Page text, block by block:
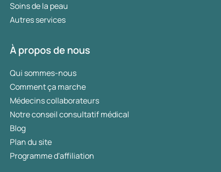
Soins de la peau
Autres services
À propos de nous
Qui sommes-nous
Comment ça marche
Médecins collaborateurs
Notre conseil consultatif médical
Blog
Plan du site
Programme d'affiliation